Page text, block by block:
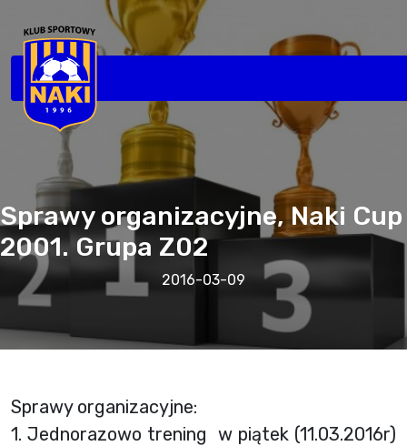
Sprawy organizacyjne, Naki Cup
2001. Grupa Z02
2016-03-09
Sprawy organizacyjne:
1. Jednorazowo trening w piątek (11.03.2016r)